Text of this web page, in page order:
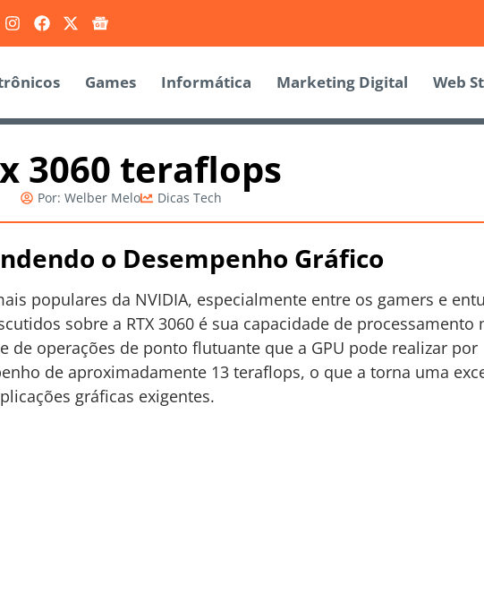
Games Informática Marketing Digital Web
3060 teraflops
Por: Welber Melo Dicas Tech
o Desempenho Gráfico
populares da NVIDIA, especialmente entre os gamers e
sobre a RTX 3060 é sua capacidade de processamento
de operações de ponto flutuante que a GPU pode realizar por
de aproximadamente 13 teraflops, o que a torna uma
gráficas exigentes.